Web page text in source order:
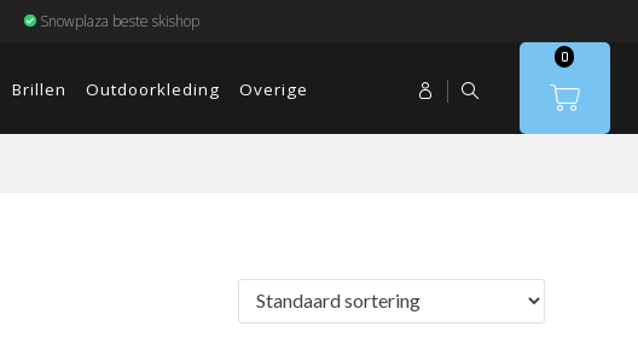
Snowplaza beste skishop
Brillen Outdoorkleding Overige
0